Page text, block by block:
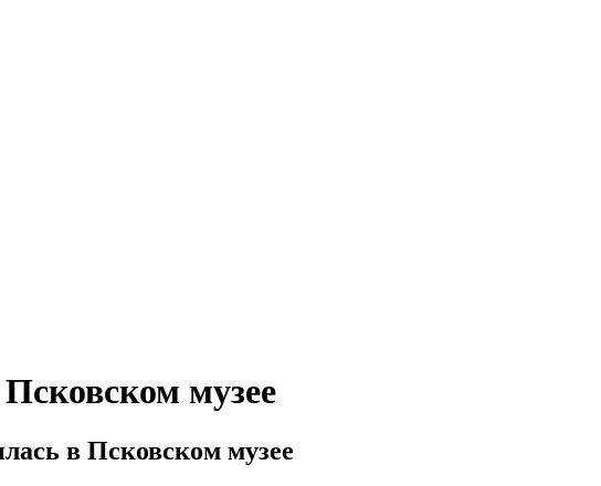
музее
в Псковском музее